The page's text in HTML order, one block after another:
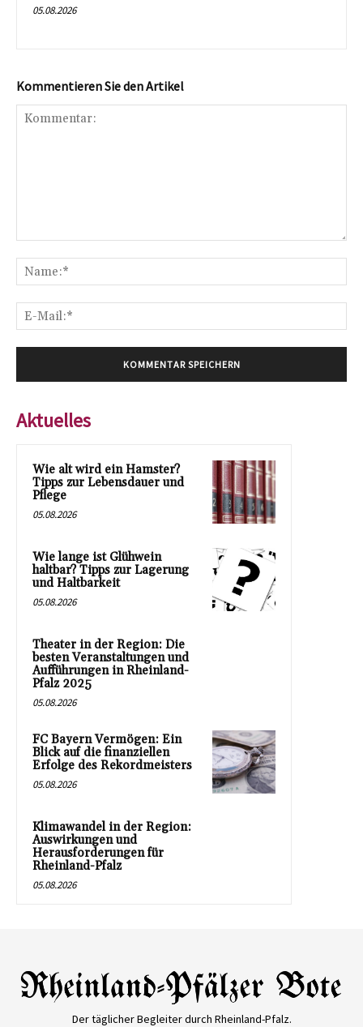
05.08.2026
Kommentieren Sie den Artikel
Aktuelles
Wie alt wird ein Hamster?
Tipps zur Lebensdauer und
Pflege
05.08.2026
Wie lange ist Glühwein
haltbar? Tipps zur Lagerung
und Haltbarkeit
05.08.2026
Theater in der Region: Die
besten Veranstaltungen und
Aufführungen in Rheinland-
Pfalz 2025
05.08.2026
FC Bayern Vermögen: Ein
Blick auf die finanziellen
Erfolge des Rekordmeisters
05.08.2026
Klimawandel in der Region:
Auswirkungen und
Herausforderungen für
Rheinland-Pfalz
05.08.2026
Der täglicher Begleiter durch Rheinland-Pfalz.